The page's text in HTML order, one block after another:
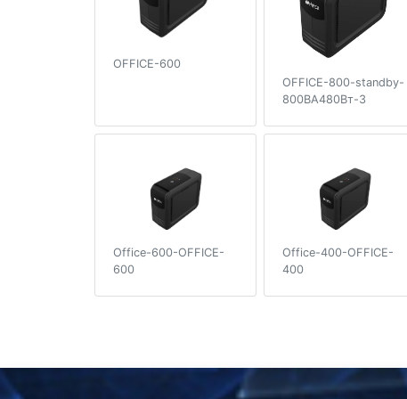
OFFICE-600
OFFICE-800-standby-
800ВА480Вт-3
Office-600-OFFICE-
600
Office-400-OFFICE-
400